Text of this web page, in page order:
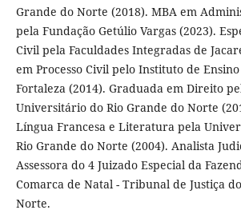
Grande do Norte (2018). MBA em
pela Fundação Getúlio Vargas (2023).
Civil pela Faculdades Integradas de
em Processo Civil pelo Instituto de
Fortaleza (2014). Graduada em Direito
Universitário do Rio Grande do Norte
Língua Francesa e Literatura pela
Rio Grande do Norte (2004). Analista
Assessora do 4 Juizado Especial da
Comarca de Natal - Tribunal de Justiça
Norte.